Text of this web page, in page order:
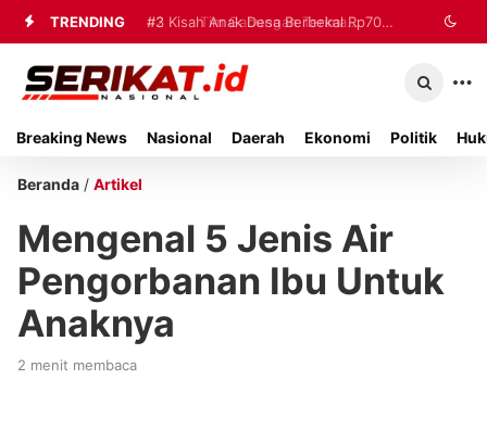
TRENDING #2 Tim Gabungan Terima
Sembilan Korban Evakuasi KM Mutiara
#3 Kisah Anak Desa Berbekal Rp70
Ribu Jadi Referensi Akademik
Breaking News Nasional Daerah Ekonomi Politik
Beranda / Artikel
Mengenal 5 Jenis Air
Pengorbanan Ibu Untuk
Anaknya
2 menit membaca